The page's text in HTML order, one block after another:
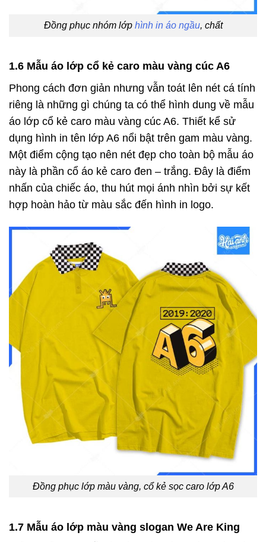
Đồng phục nhóm lớp hình in áo ngầu, chất
1.6 Mẫu áo lớp cổ kẻ caro màu vàng cúc A6
Phong cách đơn giản nhưng vẫn toát lên nét cá tính
riêng là những gì chúng ta có thể hình dung về mẫu
áo lớp cổ kẻ caro màu vàng cúc A6. Thiết kể sử
dụng hình in tên lớp A6 nổi bật trên gam màu vàng.
Một điểm cộng tạo nên nét đẹp cho toàn bộ mẫu áo
này là phần cổ áo kẻ caro đen – trắng. Đây là điểm
nhấn của chiếc áo, thu hút mọi ánh nhìn bởi sự kết
hợp hoàn hảo từ màu sắc đến hình in logo.
Đồng phục lớp màu vàng, cổ kẻ sọc caro lớp A6
1.7 Mẫu áo lớp màu vàng slogan We Are King